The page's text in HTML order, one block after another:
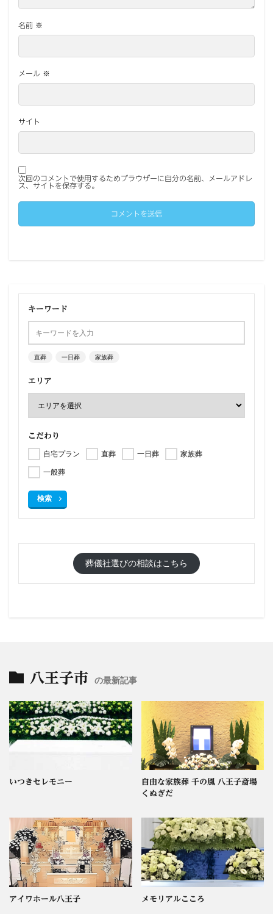
名前 ※
メール ※
サイト
次回のコメントで使用するためブラウザーに自分の名前、メールアドレ
ス、サイトを保存する。
キーワード
直葬 一日葬 家族葬
エリア
こだわり
自宅プラン 直葬 一日葬
家族葬
一般葬
検索
葬儀社選びの相談はこちら
八王子市 の最新記事
いつきセレモニー
自由な家族葬 千の風 八王子斎場
くぬぎだ
アイワホール八王子 メモリアルこころ